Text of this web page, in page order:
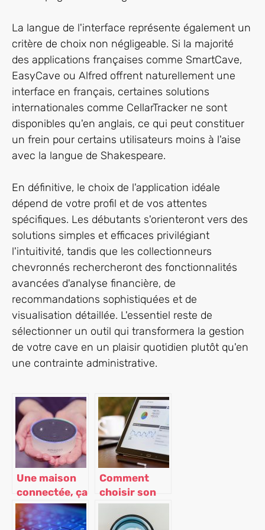
La langue de l'interface représente également un
critère de choix non négligeable. Si la majorité
des applications françaises comme SmartCave,
EasyCave ou Alfred offrent naturellement une
interface en français, certaines solutions
internationales comme CellarTracker ne sont
disponibles qu'en anglais, ce qui peut constituer
un frein pour certains utilisateurs moins à l'aise
avec la langue de Shakespeare.
En définitive, le choix de l'application idéale
dépend de votre profil et de vos attentes
spécifiques. Les débutants s'orienteront vers des
solutions simples et efficaces privilégiant
l'intuitivité, tandis que les collectionneurs
chevronnés rechercheront des fonctionnalités
avancées d'analyse financière, de
recommandations sophistiquées et de
visualisation détaillée. L'essentiel reste de
sélectionner un outil qui transformera la gestion
de votre cave en un plaisir quotidien plutôt qu'en
une contrainte administrative.
Une maison
connectée, ça
se passe
comment ?
Comment
choisir son
agence web
pour la